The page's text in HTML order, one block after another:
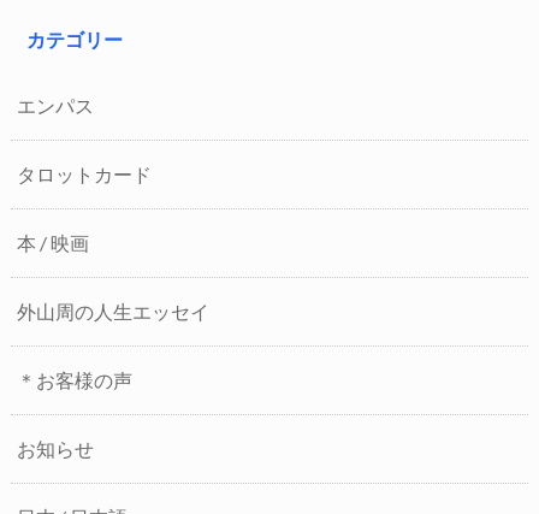
カテゴリー
エンパス
タロットカード
本 / 映画
外山周の人生エッセイ
＊お客様の声
お知らせ